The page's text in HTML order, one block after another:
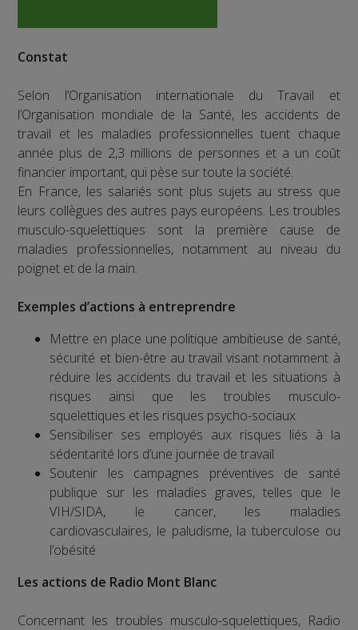
Constat
Selon l’Organisation internationale du Travail et
l’Organisation mondiale de la Santé, les accidents de
travail et les maladies professionnelles tuent chaque
année plus de 2,3 millions de personnes et a un coût
financier important, qui pèse sur toute la société.
En France, les salariés sont plus sujets au stress que
leurs collègues des autres pays européens. Les troubles
musculo-squelettiques sont la première cause de
maladies professionnelles, notamment au niveau du
poignet et de la main.
Exemples d’actions à entreprendre
Mettre en place une politique ambitieuse de santé,
sécurité et bien-être au travail visant notamment à
réduire les accidents du travail et les situations à
risques ainsi que les troubles musculo-
squelettiques et les risques psycho-sociaux
Sensibiliser ses employés aux risques liés à la
sédentarité lors d’une journée de travail
Soutenir les campagnes préventives de santé
publique sur les maladies graves, telles que le
VIH/SIDA, le cancer, les maladies
cardiovasculaires, le paludisme, la tuberculose ou
l’obésité
Les actions de Radio Mont Blanc
Concernant les troubles musculo-squelettiques, Radio